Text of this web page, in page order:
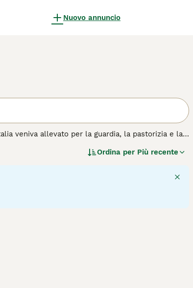
Nuovo annuncio
veniva allevato per la guardia, la pastorizia e la
la casa con un cane corso dovrà mettersi in
Ordina per Più recente